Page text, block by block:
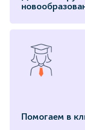
Помогаем в